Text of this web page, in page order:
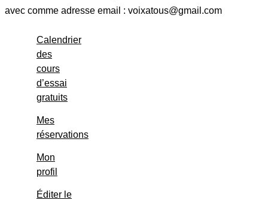
avec comme adresse email : voixatous@gmail.com
Calendrier
des
cours
d’essai
gratuits
Mes
réservations
Mon
profil
Éditer le